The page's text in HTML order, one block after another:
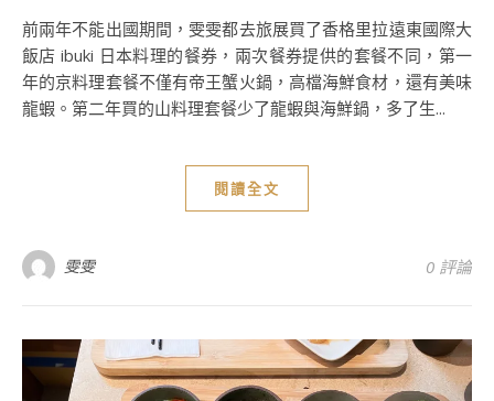
前兩年不能出國期間，雯雯都去旅展買了香格里拉遠東國際大
飯店 ibuki 日本料理的餐券，兩次餐券提供的套餐不同，第一
年的京料理套餐不僅有帝王蟹火鍋，高檔海鮮食材，還有美味
龍蝦。第二年買的山料理套餐少了龍蝦與海鮮鍋，多了生...
閱讀全文
雯雯 0 評論